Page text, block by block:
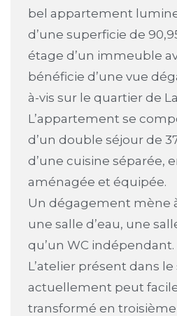
bel appartement
d’une superficie de
étage d’un immeuble
bénéficie d’une vue
à-vis sur le quartier de
L’appartement se
d’un double séjour de
d’une cuisine séparée,
aménagée et équipée.
Un dégagement mène
une salle d’eau, une
qu’un WC indépendant.
L’atelier présent dans
actuellement peut
transformé en